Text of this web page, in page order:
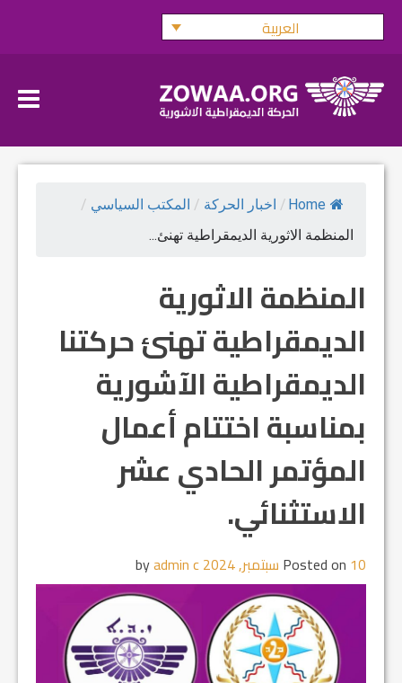
Skip
العربية
Home
/ اخبار الحركة / المكتب السياسي /
المنظمة الاثورية الديمقراطية تهنئ...
المنظمة الاثورية
الديمقراطية تهنئ حركتنا
الديمقراطية الآشورية
بمناسبة اختتام أعمال
المؤتمر الحادي عشر
الاستثنائي.
Posted on 10 سبتمبر, 2024 admin c